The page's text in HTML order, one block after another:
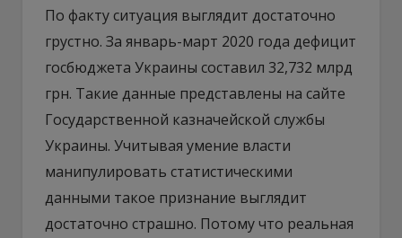
По факту ситуация выглядит достаточно
грустно. За январь-март 2020 года дефицит
госбюджета Украины составил 32,732 млрд
грн. Такие данные представлены на сайте
Государственной казначейской службы
Украины. Учитывая умение власти
манипулировать статистическими
данными такое признание выглядит
достаточно страшно. Потому что реальная